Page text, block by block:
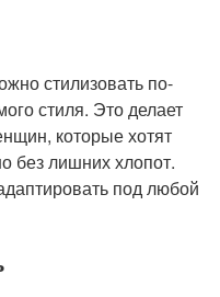
стилизовать по-
стиля. Это делает
которые хотят
без лишних хлопот.
под любой